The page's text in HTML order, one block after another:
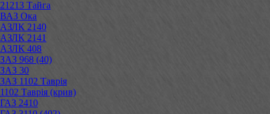
21213 Тайга
ВАЗ Ока
АЗЛК 2140
АЗЛК 2141
АЗЛК 408
ЗАЗ 968 (40)
ЗАЗ 30
ЗАЗ 1102 Таврія
1102 Таврія (крив)
ГАЗ 2410